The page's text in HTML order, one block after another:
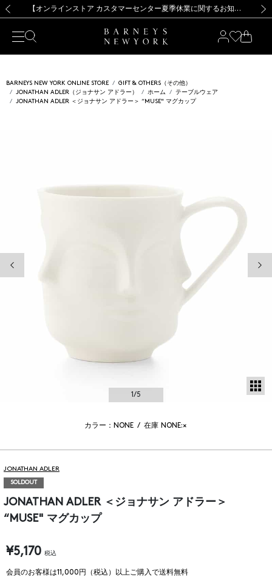
新規登録のお客様も対象！＜MY BARNEYS＞会員のお客様は11,000円（税込）以上のお買上げで常時送料無料！お買い物の際は会員登録を！
【夏季休業に伴う出荷一時停止のお知らせ】(2026.8.7) 【オンラインストア カスタマーセンター夏季休業に関するお知らせ】（2026.8.7）
【夏季休業に伴う返品・交換承り一時停止のお知らせ】（2026.8.5）
熊本県を中心とした地震の影響によるお荷物のお届けについて
【開催中】SUMMER SALEのご案内・ご注意事項 新規登録のお客様も対象！＜MY BARNEYS＞会員のお客様は11,000円（税込）以上のお買上げで常時送料無料！お買い物の際は会員登録を！
【夏季休業に伴う出荷一時停止のお知らせ】(2026.8.7)
BARNEYS NEW YORK ONLINE STORE
GIFT & OTHERS（その他）
JONATHAN ADLER（ジョナサン アドラー）
ホーム
テーブルウェア
JONATHAN ADLER ＜ジョナサン アドラー＞ “MUSE" マグカップ
1/5
カラー：NONE / 在庫 NONE:×
JONATHAN ADLER
SOLDOUT
JONATHAN ADLER ＜ジョナサン アドラー＞
“MUSE" マグカップ
¥5,170 税込
会員のお客様は11,000円（税込）以上ご購入で送料無料